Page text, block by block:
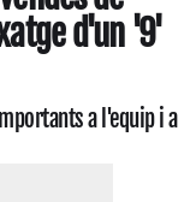
d'un '9'
a l'equip i a